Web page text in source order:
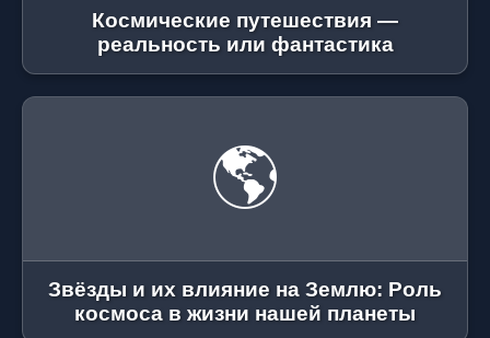
Космические путешествия —
реальность или фантастика
🌎
Звёзды и их влияние на Землю: Роль
космоса в жизни нашей планеты